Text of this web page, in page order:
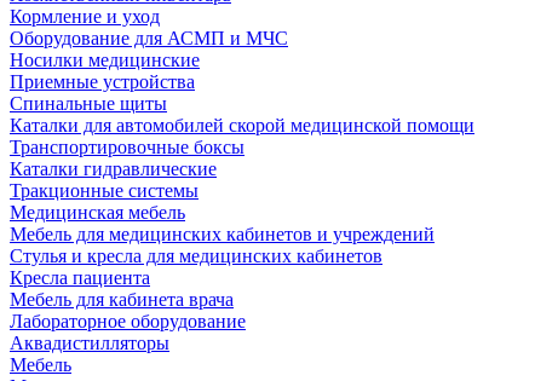
Кормление и уход
Оборудование для АСМП и МЧС
Носилки медицинские
Приемные устройства
Спинальные щиты
Каталки для автомобилей скорой медицинской помощи
Транспортировочные боксы
Каталки гидравлические
Тракционные системы
Медицинская мебель
Мебель для медицинских кабинетов и учреждений
Стулья и кресла для медицинских кабинетов
Кресла пациента
Мебель для кабинета врача
Лабораторное оборудование
Аквадистилляторы
Мебель